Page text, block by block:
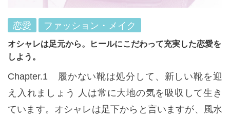
恋愛 ファッション・メイク
オシャレは足元から。ヒールにこだわって充実した恋愛を
しよう。
Chapter.1 履かない靴は処分して、新しい靴を迎
え入れましょう 人は常に大地の気を吸収して生き
ています。オシャレは足下からと言いますが、風水